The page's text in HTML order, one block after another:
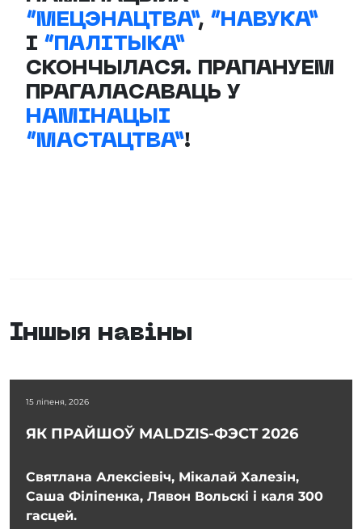
“МЕЦЭНАЦТВА”, “НАВУКА”
І “ПАЛІТЫКА”
СКОНЧЫЛАСЯ. ПРАПАНУЕМ
ПРАГАЛАСАВАЦЬ У
НАМІНАЦЫІ
“МАСТАЦТВА”!
Іншыя навіны
15 ліпеня, 2026
ЯК ПРАЙШОЎ MALDZIS-ФЭСТ 2026
Святлана Алексіевіч, Мікалай Халезін,
Саша Філіпенка, Лявон Вольскі і каля 300
гасцей.